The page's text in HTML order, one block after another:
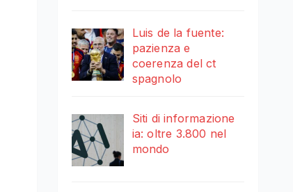
Luis de la fuente:
pazienza e
coerenza del ct
spagnolo
Siti di informazione
ia: oltre 3.800 nel
mondo